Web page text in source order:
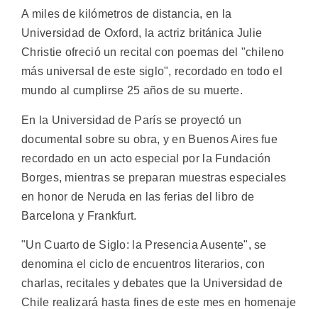
A miles de kilómetros de distancia, en la
Universidad de Oxford, la actriz británica Julie
Christie ofreció un recital con poemas del "chileno
más universal de este siglo", recordado en todo el
mundo al cumplirse 25 años de su muerte.
En la Universidad de París se proyectó un
documental sobre su obra, y en Buenos Aires fue
recordado en un acto especial por la Fundación
Borges, mientras se preparan muestras especiales
en honor de Neruda en las ferias del libro de
Barcelona y Frankfurt.
"Un Cuarto de Siglo: la Presencia Ausente", se
denomina el ciclo de encuentros literarios, con
charlas, recitales y debates que la Universidad de
Chile realizará hasta fines de este mes en homenaje